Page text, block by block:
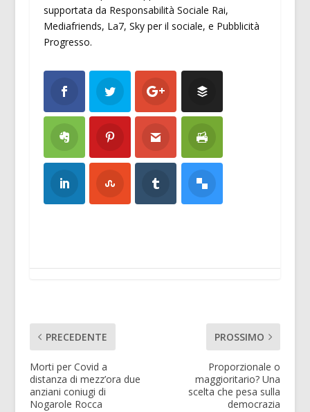
supportata da Responsabilità Sociale Rai,
Mediafriends, La7, Sky per il sociale, e Pubblicità
Progresso.
PRECEDENTE
Morti per Covid a
distanza di mezz’ora due
anziani coniugi di
Nogarole Rocca
PROSSIMO
Proporzionale o
maggioritario? Una
scelta che pesa sulla
democrazia